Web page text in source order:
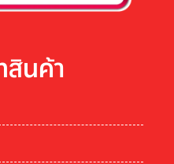
สินค้า